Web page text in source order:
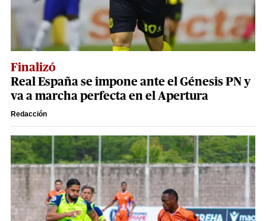
Finalizó
Real España se impone ante el Génesis PN y
va a marcha perfecta en el Apertura
Redacción